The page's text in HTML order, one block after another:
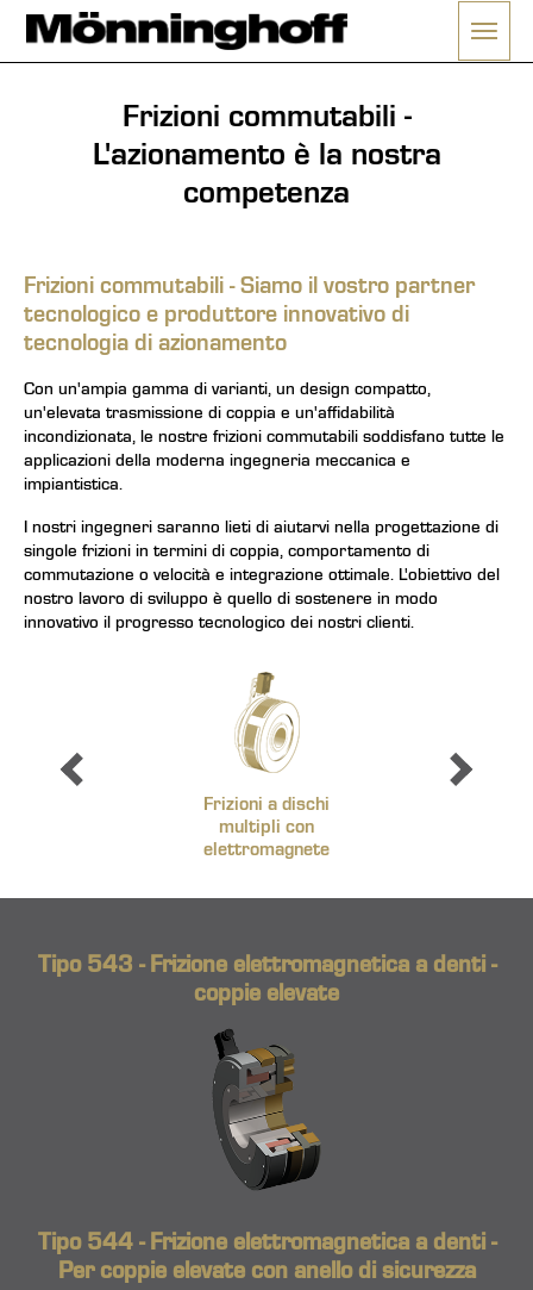
Frizioni commutabili -
L'azionamento è la nostra
competenza
Frizioni commutabili - Siamo il vostro partner
tecnologico e produttore innovativo di
tecnologia di azionamento
Con un'ampia gamma di varianti, un design compatto,
un'elevata trasmissione di coppia e un'affidabilità
incondizionata, le nostre frizioni commutabili soddisfano tutte le
applicazioni della moderna ingegneria meccanica e
impiantistica.
I nostri ingegneri saranno lieti di aiutarvi nella progettazione di
singole frizioni in termini di coppia, comportamento di
commutazione o velocità e integrazione ottimale. L'obiettivo del
nostro lavoro di sviluppo è quello di sostenere in modo
innovativo il progresso tecnologico dei nostri clienti.
Frizioni a dischi
multipli con
elettromagnete
Tipo 543 - Frizione elettromagnetica a denti -
coppie elevate
Tipo 544 - Frizione elettromagnetica a denti -
Per coppie elevate con anello di sicurezza